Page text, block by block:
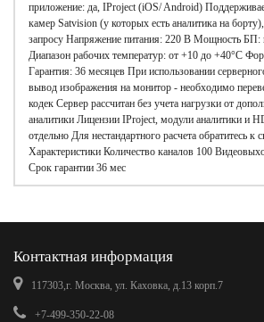
приложение: да, IProject (iOS/ Android)
камер Satvision (у которых есть аналитика на
запросу Напряжение питания: 220 В Мощность БП:
Диапазон рабочих температур: от +10 до +40°C
Гарантия: 36 месяцев При использовании
вывод изображения на монитор - необходимо
кодек Сервер рассчитан без учета нагрузки от
аналитики Лицензии IProject, модули аналитики и
отдельно Для нестандартного расчета обратитесь к
Характеристики Количество каналов 100
Срок гарантии 36 мес
Контактная информация
117303,г. Москва, ул. Каховка, д.13 корп.7
+7-499-350-22-08